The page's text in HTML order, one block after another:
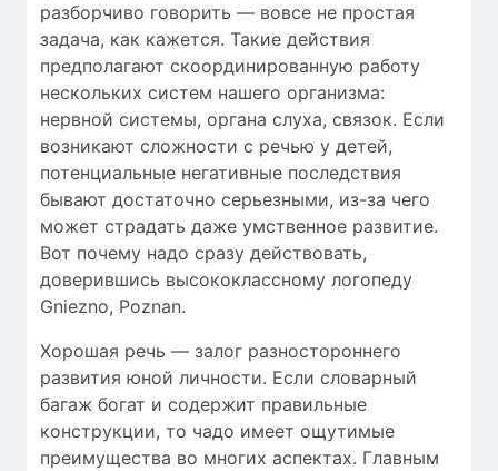
разборчиво говорить — вовсе не простая
задача, как кажется. Такие действия
предполагают скоординированную работу
нескольких систем нашего организма:
нервной системы, органа слуха, связок. Если
возникают сложности c речью у детей,
потенциальные негативные последствия
бывают достаточно серьезными, из-за чего
может страдать даже умственное развитие.
Вот почему надо сразу действовать,
доверившись высококлассному логопеду
Gniezno, Poznan.
Хорошая речь — залог разностороннего
развития юной личности. Если словарный
багаж богат и содержит правильные
конструкции, то чадо имеет ощутимые
преимущества во многих аспектах. Главным